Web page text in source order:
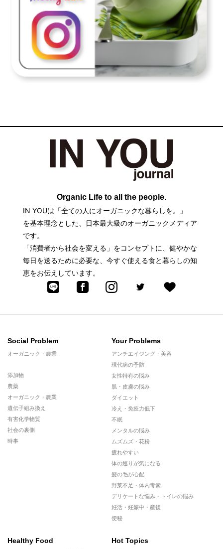
Organic Life to all the people.
IN YOUは「全ての人にオーガニックな暮らしを。」
を基本理念とした、日本最大級のオーガニックメディア
です。
「消費者から社会を変える」をコンセプトに、健やかな
毎日を送るために必要な、今すぐ使える食と暮らしの知
恵をお伝えしています。
Social Problem
オーガニック・農業
添加物
農薬
オーガニック・農業
遺伝子組み換え
有害化学物質
社会の裏側
時事
Your Problems
アンチエイジング・美容
現代病の予防
女性特有の悩み
肌・皮膚の悩み
ダイエット
冷え・免疫力低下
不眠
メンタルの悩み
ムズムズ・花粉
疲れやすい
体の巡りが気になる
髪の毛が心配
野菜不足・体内毒素
デリケートな悩み・トイレの悩み
妊活・妊娠中・産後
便秘
Healthy Food Hot Topics